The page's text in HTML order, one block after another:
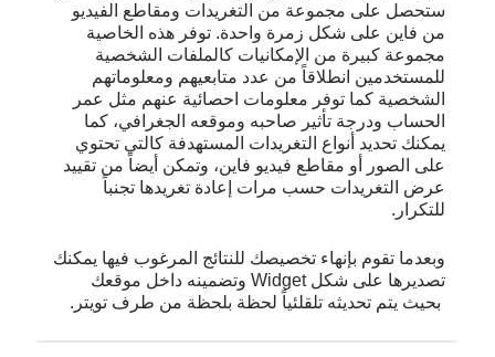
ستحصل على مجموعة من التغريدات ومقاطع الفيديو
من فاين على شكل زمرة واحدة. توفر هذه الخاصية
مجموعة كبيرة من الإمكانيات كالملفات الشخصية
للمستخدمين انطلاقاً من عدد متابعيهم ومعلوماتهم
الشخصية كما توفر معلومات احصائية عنهم مثل عمر
الحساب ودرجة تأثير صاحبه وموقعه الجغرافي، كما
يمكنك تحديد أنواع التغريدات المستهدفة كالتي تحتوي
على الصور أو مقاطع فيديو فاين، وتمكن أيضاً من تقييد
عرض التغريدات حسب مرات إعادة تغريدها تجنباً
للتكرار.
وبعدما تقوم بإنهاء تخصيصك للنتائج المرغوب فيها يمكنك
تصديرها على شكل Widget وتضمينه داخل موقعك
بحيث يتم تحديثه تلقلئياً لحظة بلحظة من طرف تويتر.